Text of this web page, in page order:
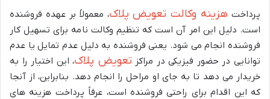
پرداخت هزینه وکالت تعویض پلاک، معمولاً بر عهده فروشنده
است. دلیل این امر آن است که تنظیم وکالت نامه برای تسهیل کار
فروشنده انجام می شود. یعنی فروشنده به دلیل عدم تمایل یا عدم
توانایی در حضور فیزیکی در مراکز تعویض پلاک، این اختیار را به
خریدار می دهد تا به جای او مراحل را انجام دهد. بنابراین، از آنجا
که این اقدام برای راحتی فروشنده است، عرفاً پرداخت هزینه های